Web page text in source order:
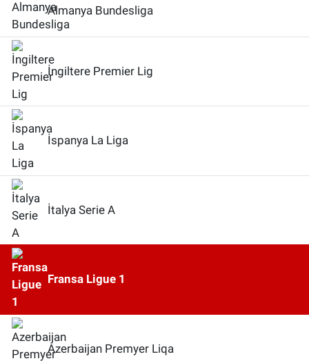
Almanya Bundesliga
İngiltere Premier Lig
İspanya La Liga
İtalya Serie A
Fransa Ligue 1
Azerbaijan Premyer Liqa